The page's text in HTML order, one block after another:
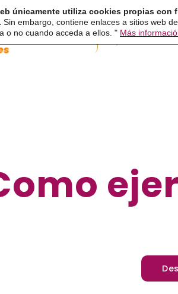
únicamente utiliza cookies propias
Sin embargo, contiene enlaces a sitios web
o no cuando acceda a ellos. " Más